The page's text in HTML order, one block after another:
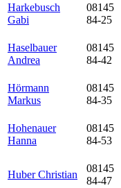
Harkebusch
Gabi
08145
84-25
Haselbauer
Andrea
08145
84-42
Hörmann
Markus
08145
84-35
Hohenauer
Hanna
08145
84-53
Huber Christian
08145
84-47